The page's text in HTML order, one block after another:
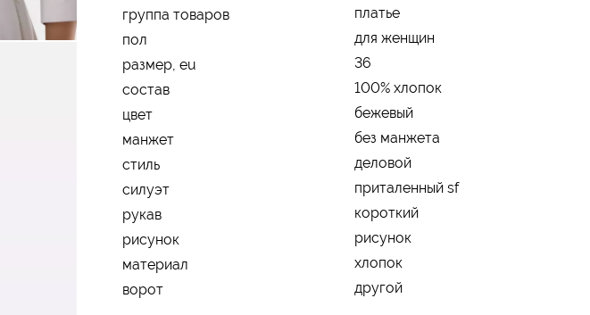
группа товаров
платье
пол
для женщин
размер, eu
36
состав
100% хлопок
цвет
бежевый
манжет
без манжета
стиль
деловой
силуэт
приталенный sf
рукав
короткий
рисунок
рисунок
материал
хлопок
ворот
другой